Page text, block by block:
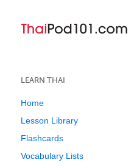
LEARN THAI
Home
Lesson Library
Flashcards
Vocabulary Lists